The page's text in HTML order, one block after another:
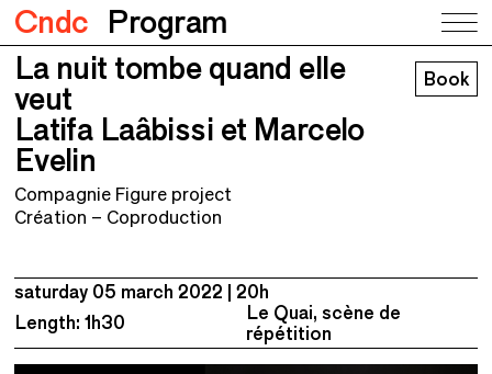
Cndc Program
La nuit tombe quand elle veut
Latifa Laâbissi et Marcelo Evelin
La nuit tombe quand elle
veut
Latifa Laâbissi et Marcelo
Evelin
Book
Compagnie Figure project
Création – Coproduction
saturday 05 march 2022
20h
Length: 1h30
Le Quai, scène de
répétition